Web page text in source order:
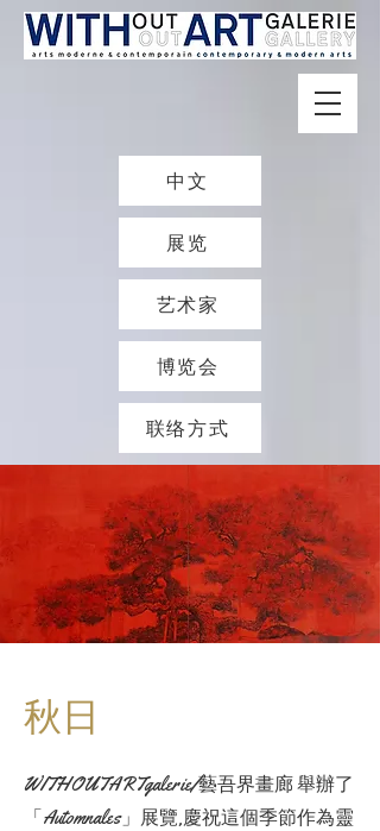
中文
展览
艺术家
博览会
联络方式
秋日
WITHOUTARTgalerie/藝吾界畫廊 舉辦了
「Automnales」展覽,慶祝這個季節作為靈